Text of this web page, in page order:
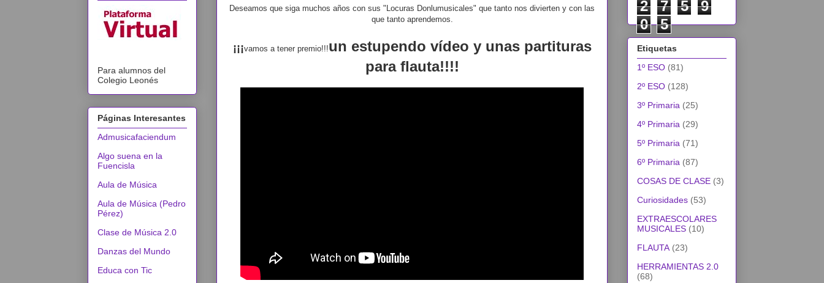
Deseamos que siga muchos años con sus "Locuras Donlumusicales" que tanto nos divierten y con las
que tanto aprendemos.
¡¡¡vamos a tener premio!!!un estupendo vídeo y unas partituras
para flauta!!!!
Para alumnos del
Colegio Leonés
Páginas Interesantes
Admusicafaciendum
Algo suena en la
Fuencisla
Aula de Música
Aula de Música (Pedro
Pérez)
Clase de Música 2.0
Danzas del Mundo
Educa con Tic
2 7 5
9
0
5
Etiquetas
1º ESO (81)
2º ESO (128)
3º Primaria (25)
4º Primaria (29)
5º Primaria (71)
6º Primaria (87)
COSAS DE CLASE (3)
Curiosidades (53)
EXTRAESCOLARES
MUSICALES (10)
FLAUTA (23)
HERRAMIENTAS 2.0
(68)